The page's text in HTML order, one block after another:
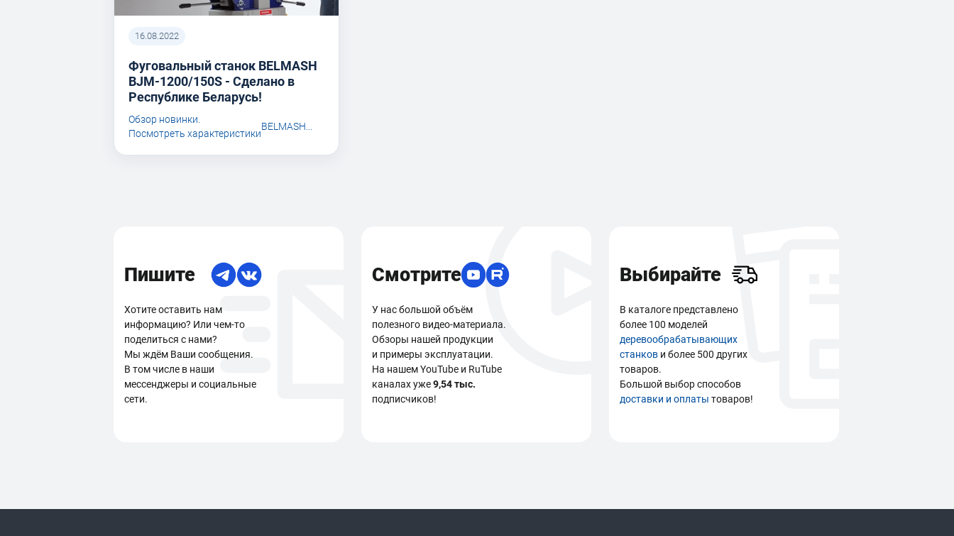
16.08.2022
Фуговальный станок BELMASH
BJM-1200/150S - Сделано в
Республике Беларусь!
Обзор новинки.
Посмотреть характеристики
BELMASH...
Пишите
Хотите оставить нам
информацию? Или чем-то
поделиться с нами?
Мы ждём Ваши сообщения.
В том числе в наши
мессенджеры и социальные
сети.
Смотрите
У нас большой объём
полезного видео-материала.
Обзоры нашей продукции
и примеры эксплуатации.
На нашем YouTube и RuTube
каналах уже9,54 тыс.
подписчиков!
Выбирайте
В каталоге представлено
более 100 моделей
деревообрабатывающих
станкови более 500 других
товаров.
Большой выбор способов
доставки и оплаты товаров!